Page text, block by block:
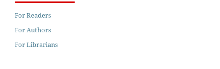
For Readers
For Authors
For Librarians